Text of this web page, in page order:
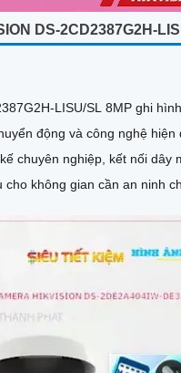
DS-2CD2387G2H-
LISU/SL 8MP ghi
động và công nghệ hiện
không gian cần an ninh